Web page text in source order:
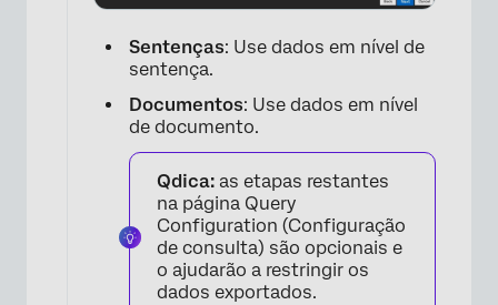
Sentenças: Use dados em nível de
sentença.
Documentos: Use dados em nível
de documento.
Qdica: as etapas restantes
na página Query
Configuration (Configuração
de consulta) são opcionais e
o ajudarão a restringir os
dados exportados.